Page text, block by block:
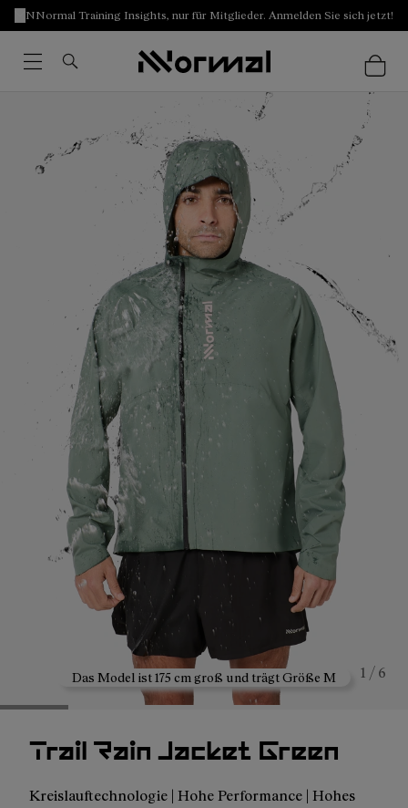
NNormal Training Insights, nur für Mitglieder. Anmelden Sie sich jetzt!
Das Model ist 175 cm groß und trägt Größe M 1 / 6
Trail Rain Jacket Green
Kreislauftechnologie | Hohe Performance | Hohes